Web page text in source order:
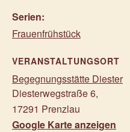
Serien:
Frauenfrühstück
VERANSTALTUNGSORT
Begegnungsstätte Diester
Diesterwegstraße 6,
17291 Prenzlau
Google Karte anzeigen